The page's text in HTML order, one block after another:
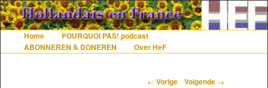
De gezelligste website voor Nederlanders die iets met Frankrijk hebben
HoofdmenuSpring naar de primaire inhoud
Spring naar de secundaire inhoud
Home
POURQUOI PAS! podcast
ABONNEREN & DONEREN
Over HeF
Berichtnavigatie
← Vorige Volgende →